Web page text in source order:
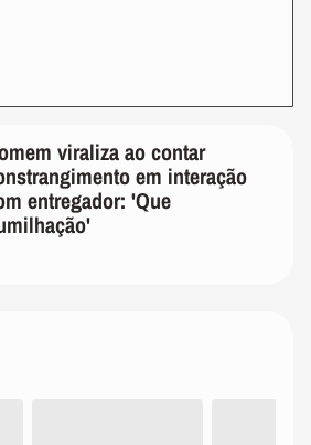
viraliza ao contar
em interação
entregador: 'Que